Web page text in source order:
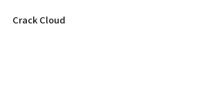
Crack Cloud